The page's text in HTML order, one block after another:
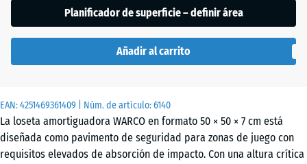
EAN:4251469361409 | Núm. de artículo:6140
La loseta amortiguadora WARCO en formato 50 × 50 × 7 cm está
diseñada como pavimento de seguridad para zonas de juego con
requisitos elevados de absorción de impacto. Con una altura crítica
+ 0,50 €
Planificador de superficie – definir área
Añadir al carrito